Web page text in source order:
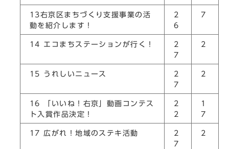
13右京区まちづくり支援事業の活
動を紹介します！
2
6
7
14 エコまちステーションが行く！
2
7
2
15 うれしいニュース
2
7
2
16 「いいね！右京」動画コンテス
ト入賞作品決定！
2
2
1
7
17 広がれ！地域のステキ活動
2
7
2